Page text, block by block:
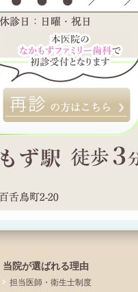
初診の方はこちら
当院が選ばれる理由
担当医師・衛生士制度